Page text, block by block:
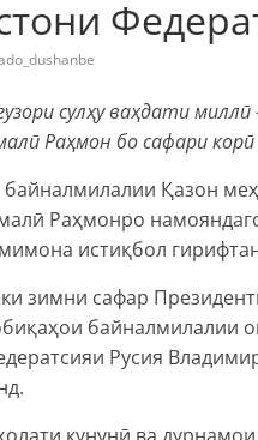
сулҳу ваҳдати
Раҳмон бо сафари
байналмилалии Қазон
Раҳмонро
истиқбол
ки зимни сафар
байналмилалии
Русия